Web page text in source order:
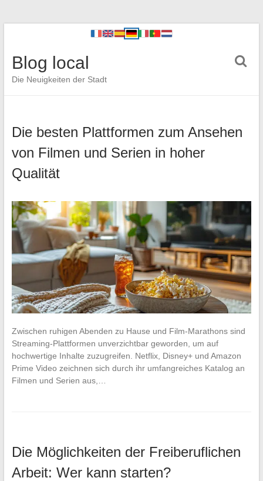
Blog local
Die Neuigkeiten der Stadt
Die besten Plattformen zum Ansehen
von Filmen und Serien in hoher
Qualität
Zwischen ruhigen Abenden zu Hause und Film-Marathons sind
Streaming-Plattformen unverzichtbar geworden, um auf
hochwertige Inhalte zuzugreifen. Netflix, Disney+ und Amazon
Prime Video zeichnen sich durch ihr umfangreiches Katalog an
Filmen und Serien aus,…
Die Möglichkeiten der Freiberuflichen
Arbeit: Wer kann starten?